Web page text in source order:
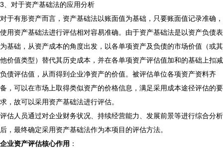
3、对于资产基础法的应用分析
对于有形资产而言，资产基础法以账面值为基础，只要账面值记录准确，
使用资产基础法进行评估相对容易准确。由于资产基础法是以资产负债表
为基础，从资产成本的角度出发，以各单项资产及负债的市场价值（或其
他价值类型）替代其历史成本，并在各单项资产评估值加和的基础上扣减
负债评估值，从而得到企业净资产的价值。被评估单位各项资产资料齐
备，可以在市场上取得类似资产的价格信息，满足采用成本途径评估的要
求，故可以采用资产基础法进行评估。
评估人员通过对企业财务状况、持续经营能力、发展前景等进行综合分析
后，最终确定采用资产基础法作为本项目的评估方法。
企业资产评估核心作用 ：